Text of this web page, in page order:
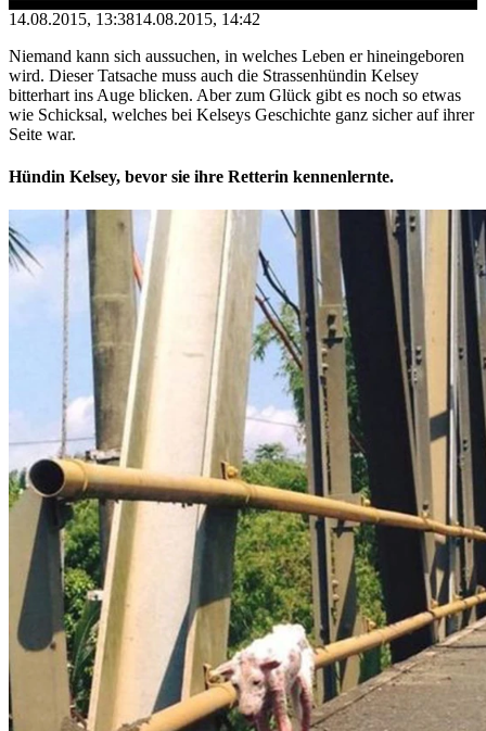
14.08.2015, 13:3814.08.2015, 14:42
Niemand kann sich aussuchen, in welches Leben er hineingeboren
wird. Dieser Tatsache muss auch die Strassenhündin Kelsey
bitterhart ins Auge blicken. Aber zum Glück gibt es noch so etwas
wie Schicksal, welches bei Kelseys Geschichte ganz sicher auf ihrer
Seite war.
Hündin Kelsey, bevor sie ihre Retterin kennenlernte.